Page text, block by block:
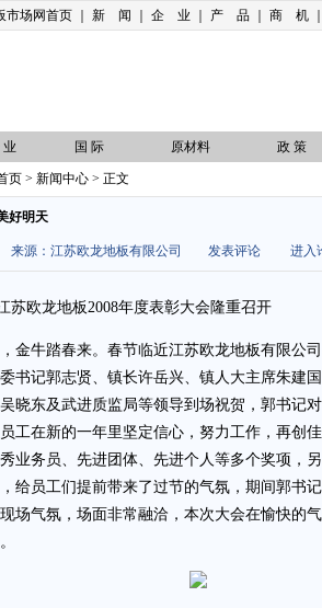
市场网首页 新 闻 企 业 产 品 商 机
业 国 际 原材料 政 策
页 > 新闻中心 > 正文
好明天
来源：江苏欧龙地板有限公司 发表评论 进入
欧龙地板2008年度表彰大会隆重召开
牛踏春来。春节临近江苏欧龙地板有限公司
书记郭志贤、镇长许岳兴、镇人大主席朱建
晓东及武进质监局等领导到场祝贺，郭书记
工在新的一年里坚定信心，努力工作，再创
业务员、先进团体、先进个人等多个奖项，
给员工们提前带来了过节的气氛，期间郭书
场气氛，场面非常融洽，本次大会在愉快的